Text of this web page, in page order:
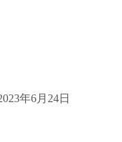
年6月24日